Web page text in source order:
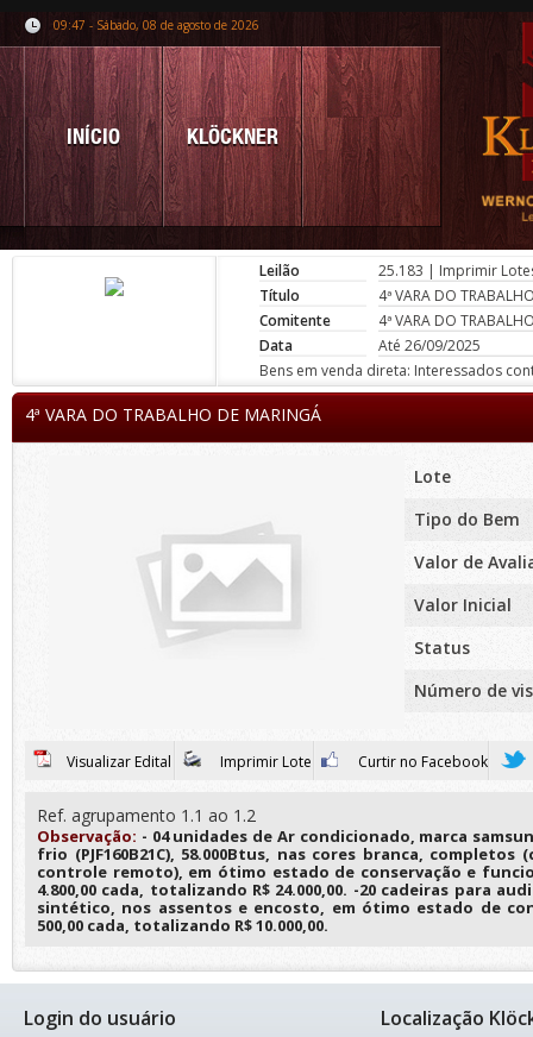
09:47 - Sábado, 08 de agosto de 2026
INÍCIO KLÖCKNER
Leilão 25.183 | Imprimir
Título
4ª VARA DO
Comitente
4ª VARA DO
Data
Até 26/09/2025
Bens em venda direta: Interessados
4ª VARA DO TRABALHO DE MARINGÁ
Lote
Tipo do Bem
Valor de
Valor Inicial
Status
Número de
Visualizar Edital Imprimir Lote Curtir no Facebook
Ref. agrupamento 1.1 ao 1.2
Observação: - 04 unidades de Ar condicionado, marca
frio (PJF160B21C), 58.000Btus, nas cores branca,
controle remoto), em ótimo estado de conservação e
4.800,00 cada, totalizando R$ 24.000,00. -20 cadeiras para
sintético, nos assentos e encosto, em ótimo estado de
500,00 cada, totalizando R$ 10.000,00.
Login do usuário Localização